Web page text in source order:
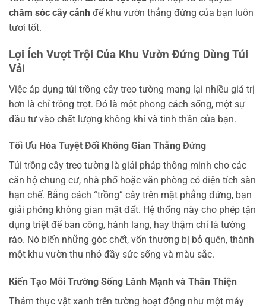
chăm sóc cây cảnh để khu vườn thẳng đứng của bạn luôn
tươi tốt.
Lợi Ích Vượt Trội Của Khu Vườn Đứng Dùng Túi
Vải
Việc áp dụng túi trồng cây treo tường mang lại nhiều giá trị
hơn là chỉ trồng trọt. Đó là một phong cách sống, một sự
đầu tư vào chất lượng không khí và tinh thần của bạn.
Tối Ưu Hóa Tuyệt Đối Không Gian Thẳng Đứng
Túi trồng cây treo tường là giải pháp thông minh cho các
căn hộ chung cư, nhà phố hoặc văn phòng có diện tích sàn
hạn chế. Bằng cách “trồng” cây trên mặt phẳng đứng, bạn
giải phóng không gian mặt đất. Hệ thống này cho phép tận
dụng triệt để ban công, hành lang, hay thậm chí là tường
rào. Nó biến những góc chết, vốn thường bị bỏ quên, thành
một khu vườn thu nhỏ đầy sức sống và màu sắc.
Kiến Tạo Môi Trường Sống Lành Mạnh và Thân Thiện
Thảm thực vật xanh trên tường hoạt động như một máy